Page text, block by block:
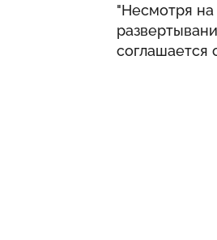
"Несмотря на
соглашается